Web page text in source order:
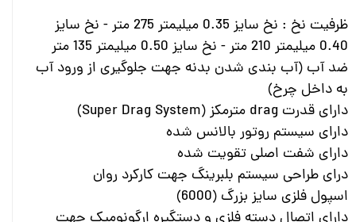
ظرفیت نخ : نخ سایز 0.35 میلیمتر 275 متر - نخ سایز
0.40 میلیمتر 210 متر - نخ سایز 0.50 میلیمتر 135 متر
ضد آب (آب بندی شدن بدنه جهت جلوگیری از ورود آب
به داخل چرخ)
دارای قدرت drag مترمکز (Super Drag System)
دارای سیستم روتور بالانس شده
دارای شفت اصلی تقویت شده
درای طراحی سیستم بلبرینگ جهت کارکرد روان
اسپول فلزی سایز بزرگ (6000)